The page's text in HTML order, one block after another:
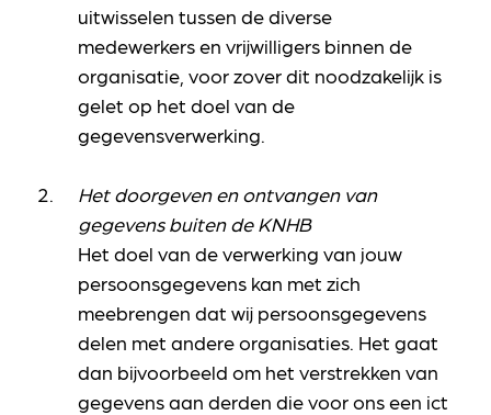
uitwisselen tussen de diverse
medewerkers en vrijwilligers binnen de
organisatie, voor zover dit noodzakelijk is
gelet op het doel van de
gegevensverwerking.
Het doorgeven en ontvangen van
gegevens buiten de KNHB
Het doel van de verwerking van jouw
persoonsgegevens kan met zich
meebrengen dat wij persoonsgegevens
delen met andere organisaties. Het gaat
dan bijvoorbeeld om het verstrekken van
gegevens aan derden die voor ons een ict